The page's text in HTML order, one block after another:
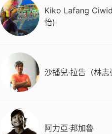
Kiko Lafang
怡)
沙播兒‧拉告（林志
阿力亞‧邦加魯